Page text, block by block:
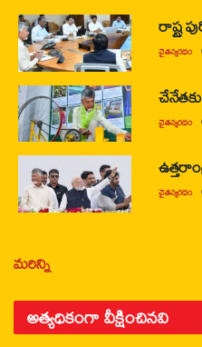
రాష్ట్ర
చైతన్యరధం
చైతన్యరధం
చైతన్యరధం
మరిన్ని
అత్యధికంగా వీక్షించినవి